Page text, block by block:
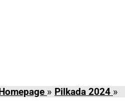
» Pilkada 2024 »